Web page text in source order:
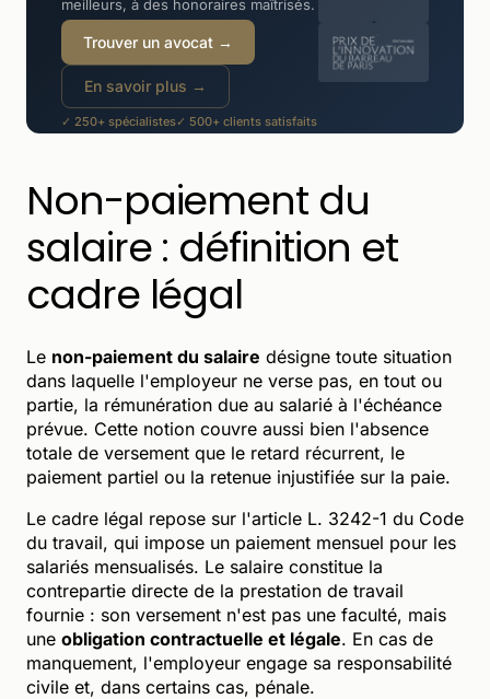
meilleurs, à des honoraires maîtrisés.
Trouver un avocat →
En savoir plus →
✓ 250+ spécialistes✓ 500+ clients satisfaits
Non-paiement du
salaire : définition et
cadre légal
Le non-paiement du salaire désigne toute situation
dans laquelle l'employeur ne verse pas, en tout ou
partie, la rémunération due au salarié à l'échéance
prévue. Cette notion couvre aussi bien l'absence
totale de versement que le retard récurrent, le
paiement partiel ou la retenue injustifiée sur la paie.
Le cadre légal repose sur l'article L. 3242-1 du Code
du travail, qui impose un paiement mensuel pour les
salariés mensualisés. Le salaire constitue la
contrepartie directe de la prestation de travail
fournie : son versement n'est pas une faculté, mais
une obligation contractuelle et légale. En cas de
manquement, l'employeur engage sa responsabilité
civile et, dans certains cas, pénale.